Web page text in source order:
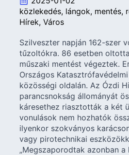
közlekedés lángok mentés
Hírek Város
Szilveszter napján 162-szer
tűzoltókra. 86 esetben
műszaki mentést végeztek.
Országos
közösségi oldalán. Az Ózdi
parancsnokság állományát
káresethez riasztották a két
vonulások nem hozhatók
ilyenkor szokványos
vagy pirotechnikai
„Megszaporodtak azonban